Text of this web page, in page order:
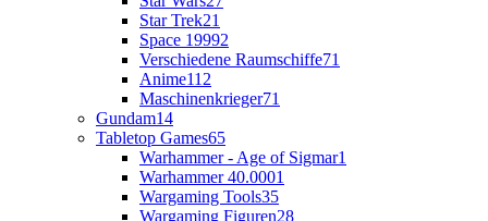
Star Trek21
Space 19992
Verschiedene Raumschiffe71
Anime112
Maschinenkrieger71
Gundam14
Tabletop Games65
Warhammer - Age of Sigmar1
Warhammer 40.0001
Wargaming Tools35
Wargaming Figuren28